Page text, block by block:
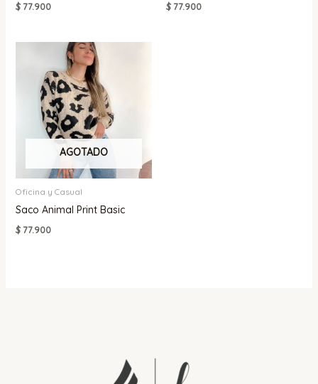
$77.900 $ 77.900
AGOTADO
Oficina y Casual
Saco Animal Print Basic
$77.900